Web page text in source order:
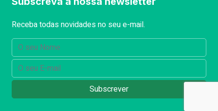
Receba todas novidades no seu e-mail.
Subscrever